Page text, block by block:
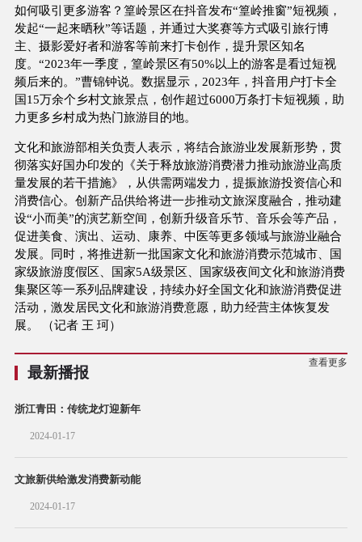
如何吸引更多游客？篁岭景区在抖音发布“篁岭推窗”短视频，
发起“一起来晒秋”等话题，并通过大奖赛等方式吸引旅行博
主、摄影爱好者和游客等前来打卡创作，提升景区知名
度。“2023年一季度，篁岭景区有50%以上的游客是看过短视
频后来的。”曹锦钟说。数据显示，2023年，抖音用户打卡全
国15万余个乡村文旅景点，创作超过6000万条打卡短视频，助
力更多乡村成为热门旅游目的地。
文化和旅游部相关负责人表示，将结合旅游业发展新形势，贯
彻落实好国办印发的《关于释放旅游消费潜力推动旅游业高质
量发展的若干措施》，从供需两端发力，提振旅游投资信心和
消费信心。创新产品供给将进一步推动文旅深度融合，推动建
设“小而美”的演艺新空间，创新升级音乐节、音乐会等产品，
促进美食、演出、运动、康养、中医等更多领域与旅游业融合
发展。同时，将推进新一批国家文化和旅游消费示范城市、国
家级旅游度假区、国家5A级景区、国家级夜间文化和旅游消费
集聚区等一系列品牌建设，持续办好全国文化和旅游消费促进
活动，激发居民文化和旅游消费意愿，助力经营主体恢复发
展。 （记者 王 珂）
最新播报
查看更多
浙江青田：传统龙灯迎新年
2024-01-17
文旅新供给激发消费新动能
2024-01-17